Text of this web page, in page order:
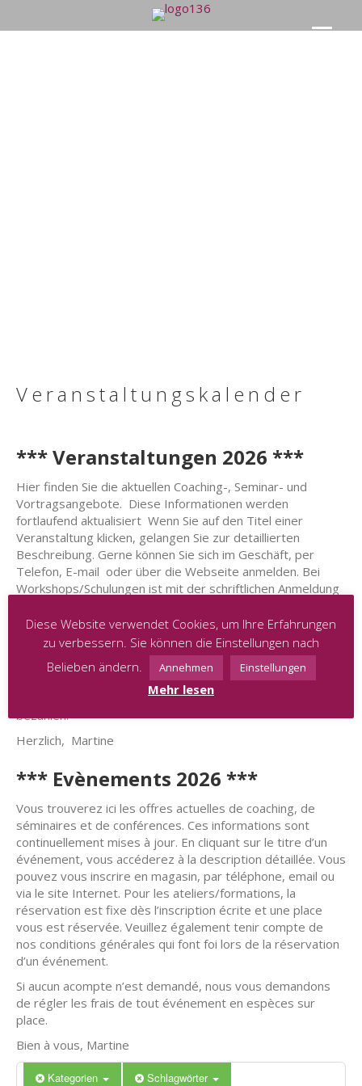
Veranstaltungskalender
*** Veranstaltungen 2026 ***
Hier finden Sie die aktuellen Coaching-, Seminar- und
Vortragsangebote. Diese Informationen werden
fortlaufend aktualisiert Wenn Sie auf den Titel einer
Veranstaltung klicken, gelangen Sie zur detaillierten
Beschreibung. Gerne können Sie sich im Geschäft, per
Telefon, E-mail oder über die Webseite anmelden. Bei
Workshops/Schulungen ist mit der schriftlichen Anmeldung
Bitte beachten Sie auch diesbezüglich unsere allgemeinen
Geschäftsbedingungen, die bei jeglicher Buchung einer
Veranstaltung bindend sind.
Wenn keine Vorauskasse gefragt ist, bitten wir Sie die
Gebühren für jegliche Veranstaltung in Cash vor Ort zu
bezahlen.
Herzlich, Martine
*** Evènements 2026 ***
Vous trouverez ici les offres actuelles de coaching, de
séminaires et de conférences. Ces informations sont
continuellement mises à jour. En cliquant sur le titre d’un
événement, vous accéderez à la description détaillée. Vous
pouvez vous inscrire en magasin, par téléphone, email ou
via le site Internet. Pour les ateliers/formations, la
réservation est fixe dès l’inscription écrite et une place
vous est réservée. Veuillez également tenir compte de
nos conditions générales qui font foi lors de la réservation
d’un événement.
Si aucun acompte n’est demandé, nous vous demandons
de régler les frais de tout événement en espèces sur
place.
Bien à vous, Martine
Kategorien Schlagwörter
Diese Website verwendet Cookies, um Ihre Erfahrungen
zu verbessern. Sie können die Einstellungen nach
Belieben ändern.
Annehmen Einstellungen
Mehr lesen